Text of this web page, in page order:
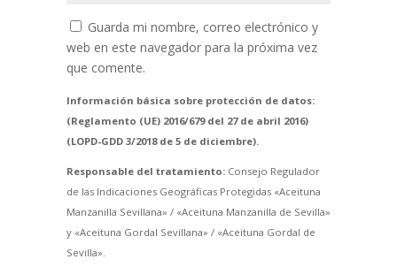
Guarda mi nombre, correo electrónico y
web en este navegador para la próxima vez
que comente.
Información básica sobre protección de datos:
(Reglamento (UE) 2016/679 del 27 de abril 2016)
(LOPD-GDD 3/2018 de 5 de diciembre).
Responsable del tratamiento:Consejo Regulador
de las Indicaciones Geográficas Protegidas «Aceituna
Manzanilla Sevillana» / «Aceituna Manzanilla de Sevilla»
y «Aceituna Gordal Sevillana» / «Aceituna Gordal de
Sevilla».